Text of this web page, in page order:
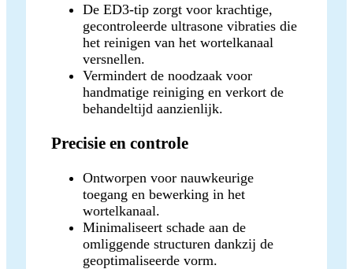
De ED3-tip zorgt voor krachtige,
gecontroleerde ultrasone vibraties die
het reinigen van het wortelkanaal
versnellen.
Vermindert de noodzaak voor
handmatige reiniging en verkort de
behandeltijd aanzienlijk.
Precisie en controle
Ontworpen voor nauwkeurige
toegang en bewerking in het
wortelkanaal.
Minimaliseert schade aan de
omliggende structuren dankzij de
geoptimaliseerde vorm.